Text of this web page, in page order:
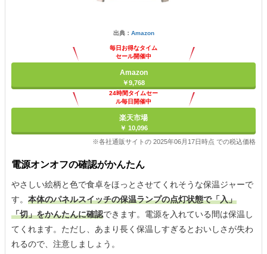
出典： Amazon
毎日お得なタイム
セール開催中
Amazon
￥9,768
24時間タイムセー
ル毎日開催中
楽天市場
￥ 10,096
※各社通販サイトの 2025年06月17日時点 での税込価格
電源オンオフの確認がかんたん
やさしい絵柄と色で食卓をほっとさせてくれそうな保温ジャーで
す。 本体のパネルスイッチの保温ランプの点灯状態で「入」
「切」をかんたんに確認できます。電源を入れている間は保温し
てくれます。ただし、あまり長く保温しすぎるとおいしさが失わ
れるので、注意しましょう。